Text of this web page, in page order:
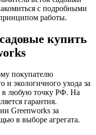
с подробными
работы.
купить
покупателю
и экологичного ухода за
в любую точку РФ. На
гарантия.
Greenworks за
в выборе агрегата.